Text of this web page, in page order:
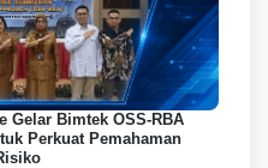
Gelar Bimtek OSS-RBA
Perkuat Pemahaman